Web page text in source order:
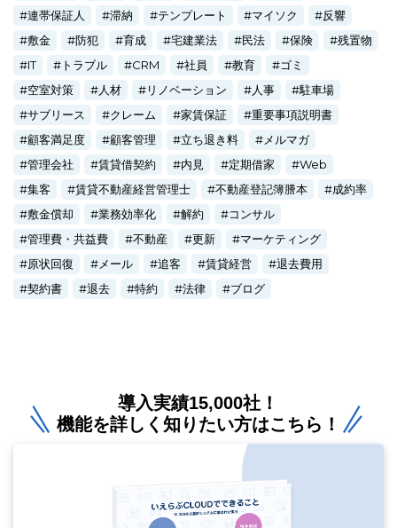
連帯保証人
滞納 テンプレート マイソク
反響
敷金
防犯 育成 宅建業法 民法 保険
残置物
IT
トラブル CRM 社員 教育
ゴミ
空室対策
人材 リノベーション 人事
駐車場
サブリース
クレーム 家賃保証
重要事項説明書
顧客満足度
顧客管理 立ち退き料
メルマガ
管理会社
賃貸借契約 内見 定期借家
Web
集客
賃貸不動産経営管理士 不動産登記簿謄本
成約率
敷金償却
業務効率化 解約
コンサル
管理費・共益費
不動産 更新
マーケティング
原状回復
メール 追客 賃貸経営
退去費用
契約書
退去 特約 法律 ブログ
導入実績15,000社！
機能を詳しく知りたい方はこちら！